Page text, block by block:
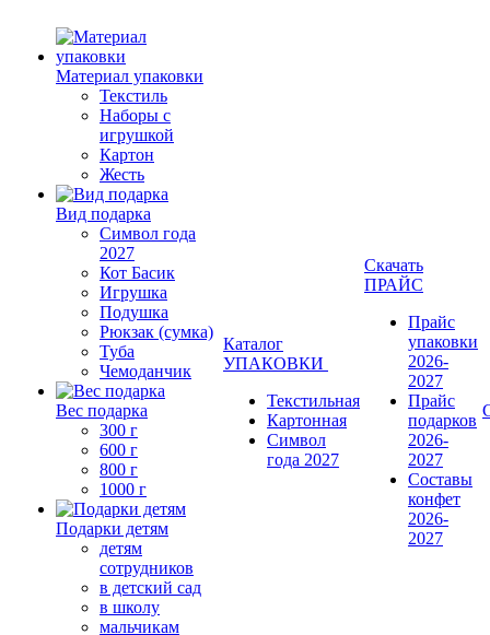
Материал упаковки
Текстиль
Наборы с
игрушкой
Картон
Жесть
Вид подарка
Символ года
2027
Кот Басик
Игрушка
Подушка
Рюкзак (сумка)
Туба
Чемоданчик
Вес подарка
300 г
600 г
800 г
1000 г
Подарки детям
детям
сотрудников
в детский сад
в школу
мальчикам
Каталог
УПАКОВКИ
Текстильная
Картонная
Символ
года 2027
Скачать
ПРАЙС
Прайс
упаковки
2026-
2027
Прайс
подарков
2026-
2027
Составы
конфет
2026-
2027